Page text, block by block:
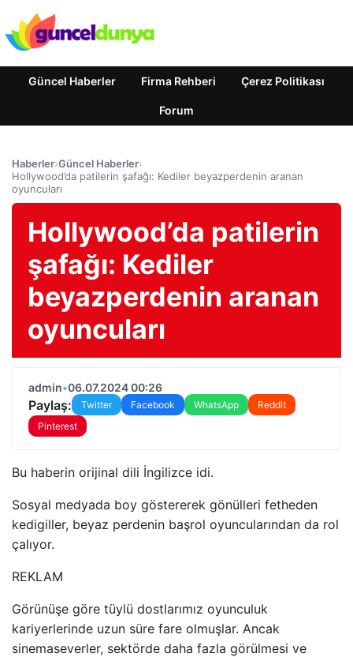
Güncel Haberler Firma Rehberi Çerez Politikası
Forum
Haberler›Güncel Haberler›
Hollywood’da patilerin şafağı: Kediler beyazperdenin aranan
oyuncuları
Hollywood’da patilerin
şafağı: Kediler
beyazperdenin aranan
oyuncuları
admin•06.07.2024 00:26
Paylaş: Twitter Facebook WhatsApp
Reddit
Pinterest
Bu haberin orijinal dili İngilizce idi.
Sosyal medyada boy göstererek gönülleri fetheden
kedigiller, beyaz perdenin başrol oyuncularından da rol
çalıyor.
REKLAM
Görünüşe göre tüylü dostlarımız oyunculuk
kariyerlerinde uzun süre fare olmuşlar. Ancak
sinemaseverler, sektörde daha fazla görülmesi ve